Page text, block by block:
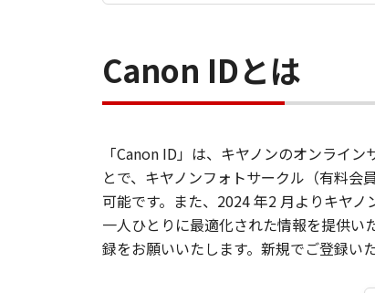
Canon IDとは
「Canon ID」は、キヤノンのオンライ
とで、キヤノンフォトサークル（有料
可能です。また、2024 年2 月よりキヤ
一人ひとりに最適化された情報を提供い
録をお願いいたします。新規でご登録い